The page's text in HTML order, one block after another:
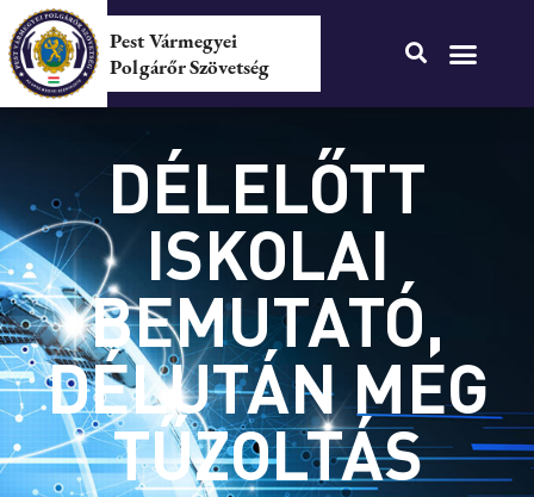
Pest Vármegyei
Polgárőr Szövetség
DÉLELŐTT
ISKOLAI
BEMUTATÓ,
DÉLUTÁN MEG
TŰZOLTÁS